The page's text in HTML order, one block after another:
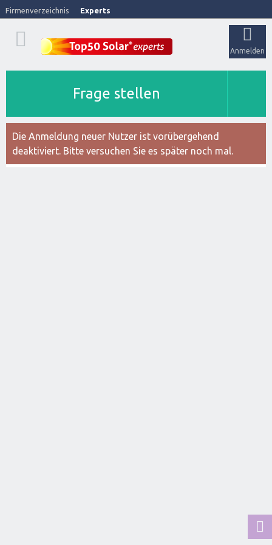
Firmenverzeichnis Experts
Anmelden
Frage stellen
Die Anmeldung neuer Nutzer ist vorübergehend
deaktiviert. Bitte versuchen Sie es später noch mal.